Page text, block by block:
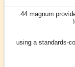
.44 magnum
using a standards-